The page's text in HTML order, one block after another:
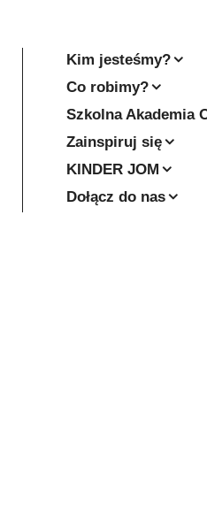
Kim jesteśmy?
Co robimy?
Szkolna Akademia
Zainspiruj się
KINDER JOM
Dołącz do nas